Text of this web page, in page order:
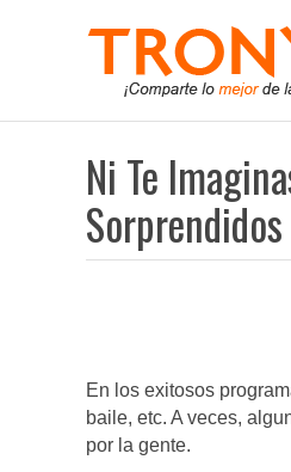
Ni Te
Sorprendidos
En los exitosos
baile, etc. A veces,
por la gente.